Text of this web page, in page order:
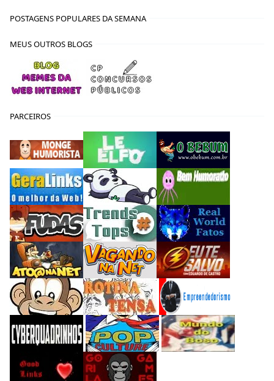
POSTAGENS POPULARES DA SEMANA
MEUS OUTROS BLOGS
PARCEIROS